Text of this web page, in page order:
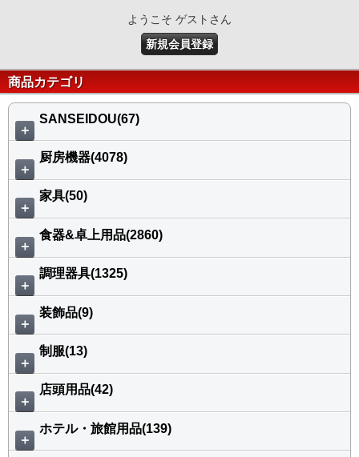
ようこそ ゲストさん
新規会員登録
商品カテゴリ
＋
SANSEIDOU(67)
＋
厨房機器(4078)
＋
家具(50)
＋
食器&卓上用品(2860)
＋
調理器具(1325)
＋
装飾品(9)
＋
制服(13)
＋
店頭用品(42)
＋
ホテル・旅館用品(139)